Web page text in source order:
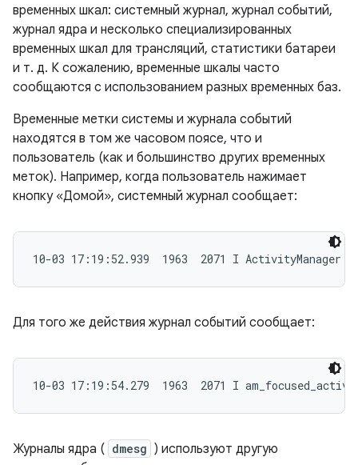
временных шкал: системный журнал, журнал событий,
журнал ядра и несколько специализированных
временных шкал для трансляций, статистики батареи
и т. д. К сожалению, временные шкалы часто
сообщаются с использованием разных временных баз.
Временные метки системы и журнала событий
находятся в том же часовом поясе, что и
пользователь (как и большинство других временных
меток). Например, когда пользователь нажимает
кнопку «Домой», системный журнал сообщает:
10-03 17:19:52.939  1963  2071 I ActivityManager:
Для того же действия журнал событий сообщает:
10-03 17:19:54.279  1963  2071 I
Журналы ядра ( dmesg ) используют другую